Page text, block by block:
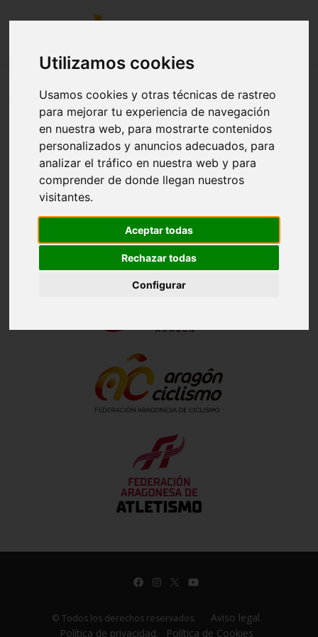
Utilizamos cookies
Usamos cookies y otras técnicas de rastreo
para mejorar tu experiencia de navegación
en nuestra web, para mostrarte contenidos
personalizados y anuncios adecuados, para
analizar el tráfico en nuestra web y para
comprender de donde llegan nuestros
visitantes.
Aceptar todas
Rechazar todas
Configurar
NO DISPONIBLE
La Invernal de MotorLand. Modalidad RUNNING.
© Todos los derechos reservados.
Aviso legal.
Política de privacidad.
Política de Cookies